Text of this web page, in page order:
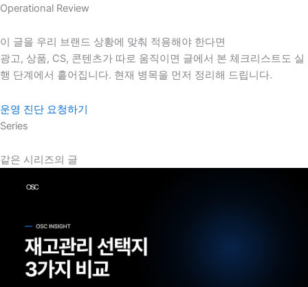
Operational Review
이 글을 우리 브랜드 상황에 맞춰 적용해야 한다면
광고, 상품, CS, 콘텐츠가 따로 움직이면 글에서 본 체크리스트도 실
행 단계에서 흩어집니다. 현재 병목을 먼저 정리해 드립니다.
운영 진단 요청하기
Series
같은 시리즈의 글